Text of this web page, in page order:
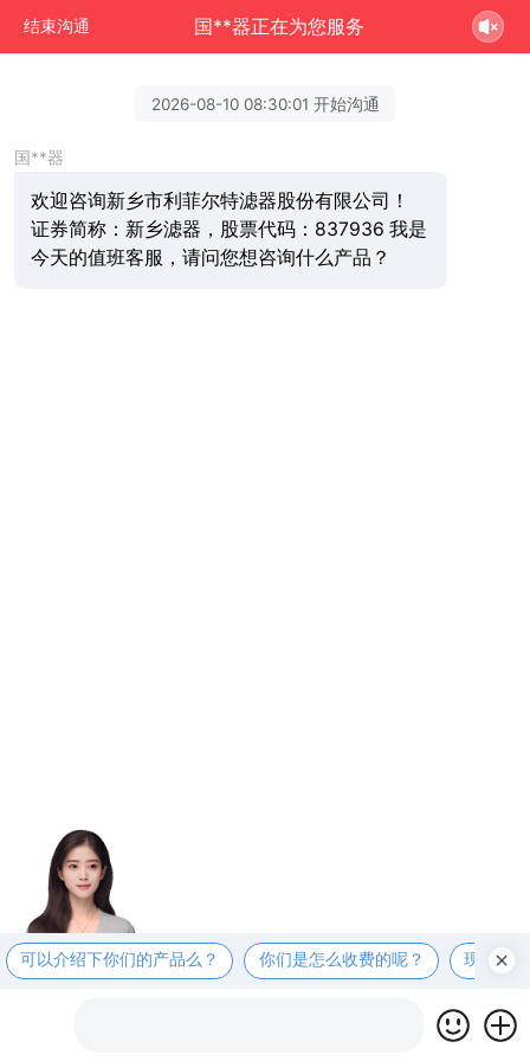
结束沟通 国**器正在为您服务
2026-08-10 08:30:01 开始沟通
国**器
欢迎咨询新乡市利菲尔特滤器股份有限公司！
证券简称：新乡滤器，股票代码：837936 我是
今天的值班客服，请问您想咨询什么产品？
可以介绍下你们的产品么？ 你们是怎么收费的呢？ 现在有